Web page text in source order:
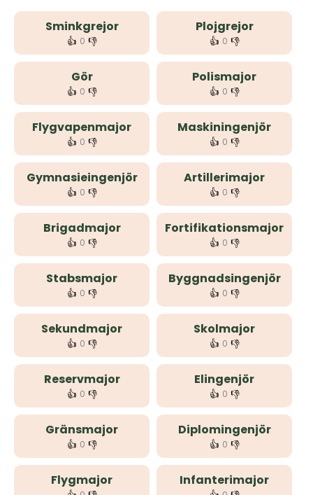
Sminkgrejor
👍 0 👎
Plojgrejor
👍 0 👎
Gör
👍 0 👎
Polismajor
👍 0 👎
Flygvapenmajor
👍 0 👎
Maskiningenjör
👍 0 👎
Gymnasieingenjör
👍 0 👎
Artillerimajor
👍 0 👎
Brigadmajor
👍 0 👎
Fortifikationsmajor
👍 0 👎
Stabsmajor
👍 0 👎
Byggnadsingenjör
👍 0 👎
Sekundmajor
👍 0 👎
Skolmajor
👍 0 👎
Reservmajor
👍 0 👎
Elingenjör
👍 0 👎
Gränsmajor
👍 0 👎
Diplomingenjör
👍 0 👎
Flygmajor Infanterimajor